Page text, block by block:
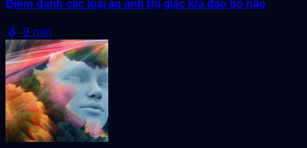
Điểm danh các loại ảo ảnh thị giác lừa đảo bộ não
bolt 9 min